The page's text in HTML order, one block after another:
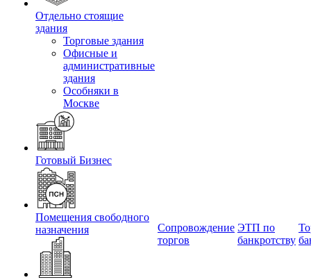
Отдельно стоящие
здания
Торговые здания
Офисные и
административные
здания
Особняки в
Москве
Готовый Бизнес
Помещения свободного
назначения
Сопровождение
торгов
ЭТП по
банкротству